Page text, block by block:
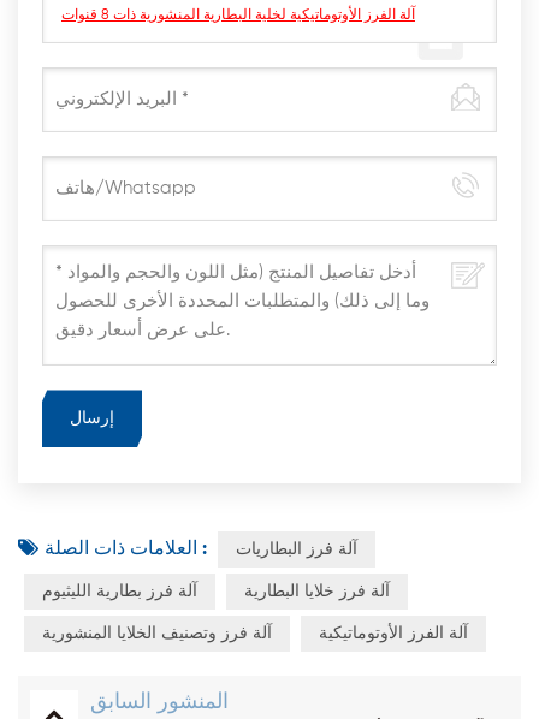
آلة الفرز الأوتوماتيكية لخلية البطارية المنشورية ذات 8 قنوات
العلامات ذات الصلة : آلة فرز البطاريات
آلة فرز بطارية الليثيوم آلة فرز خلايا البطارية
آلة فرز وتصنيف الخلايا المنشورية آلة الفرز الأوتوماتيكية
المنشور السابق